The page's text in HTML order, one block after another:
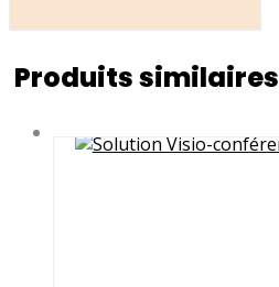
Produits similaires